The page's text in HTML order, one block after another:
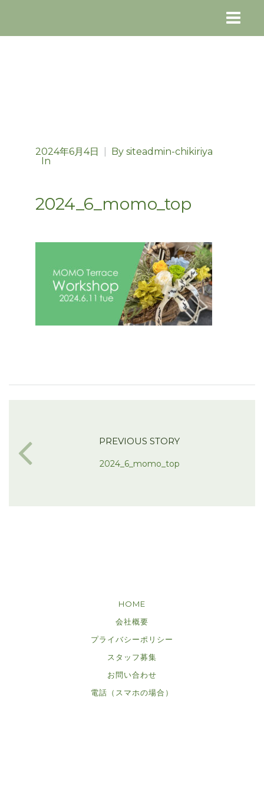
2024年6月4日 By siteadmin-chikiriya
In
2024_6_momo_top
PREVIOUS STORY
2024_6_momo_top
HOME
会社概要
プライバシーポリシー
スタッフ募集
お問い合わせ
電話（スマホの場合）